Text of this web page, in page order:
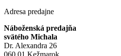
Adresa predajne
Náboženská predajňa
svätého Michala
Dr. Alexandra 26
060 01 Kežmarok